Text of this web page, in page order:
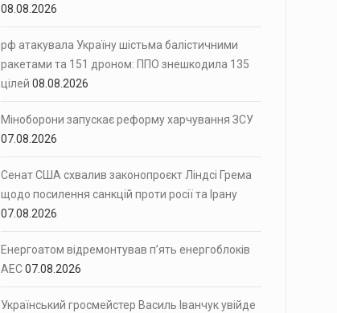
08.08.2026
рф атакувала Україну шістьма балістичними
ракетами та 151 дроном: ППО знешкодила 135
цілей 08.08.2026
Міноборони запускає реформу харчування ЗСУ
07.08.2026
Сенат США схвалив законопроєкт Ліндсі Грема
щодо посилення санкцій проти росії та Ірану
07.08.2026
Енергоатом відремонтував п’ять енергоблоків
АЕС07.08.2026
Український гросмейстер Василь Іванчук увійде